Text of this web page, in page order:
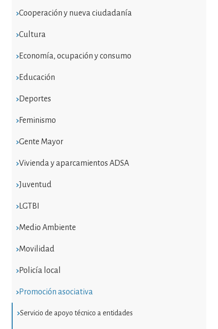
Cooperación y nueva ciudadanía
Cultura
Economía, ocupación y consumo
Educación
Deportes
Feminismo
Gente Mayor
Vivienda y aparcamientos ADSA
Juventud
LGTBI
Medio Ambiente
Movilidad
Policía local
Promoción asociativa
Servicio de apoyo técnico a entidades